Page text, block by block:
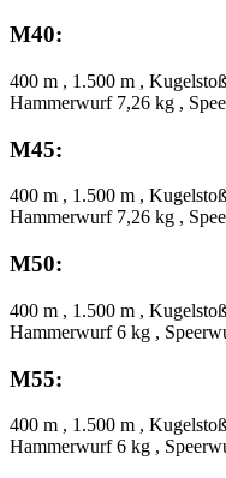
M40:
400 m , 1.500 m ,
Hammerwurf 7,26 kg ,
M45:
400 m , 1.500 m ,
Hammerwurf 7,26 kg ,
M50:
400 m , 1.500 m ,
Hammerwurf 6 kg ,
M55:
400 m , 1.500 m ,
Hammerwurf 6 kg ,